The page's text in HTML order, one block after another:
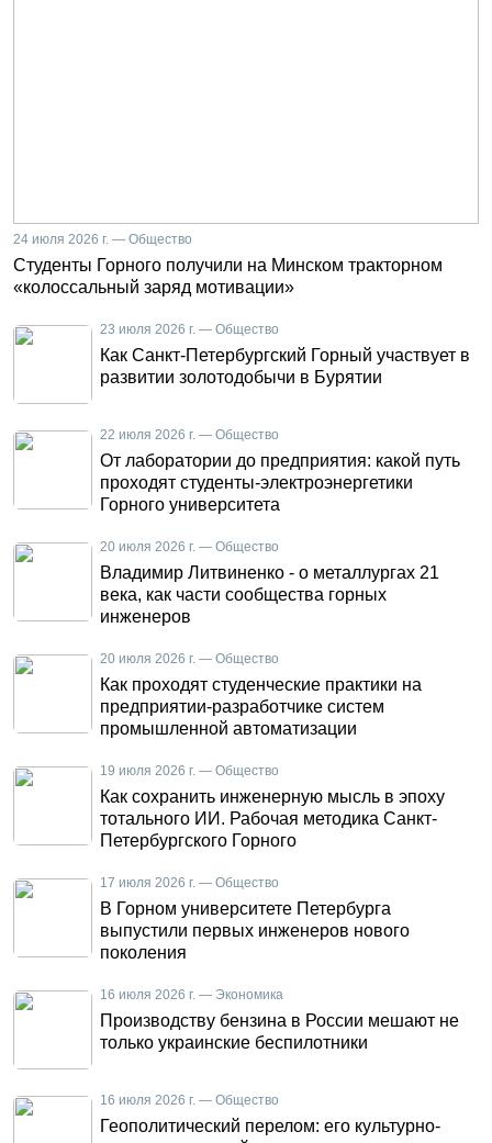
24 июля 2026 г. — Общество
Студенты Горного получили на Минском тракторном
«колоссальный заряд мотивации»
23 июля 2026 г. — Общество
Как Санкт-Петербургский Горный участвует в
развитии золотодобычи в Бурятии
22 июля 2026 г. — Общество
От лаборатории до предприятия: какой путь
проходят студенты-электроэнергетики
Горного университета
20 июля 2026 г. — Общество
Владимир Литвиненко - о металлургах 21
века, как части сообщества горных
инженеров
20 июля 2026 г. — Общество
Как проходят студенческие практики на
предприятии-разработчике систем
промышленной автоматизации
19 июля 2026 г. — Общество
Как сохранить инженерную мысль в эпоху
тотального ИИ. Рабочая методика Санкт-
Петербургского Горного
17 июля 2026 г. — Общество
В Горном университете Петербурга
выпустили первых инженеров нового
поколения
16 июля 2026 г. — Экономика
Производству бензина в России мешают не
только украинские беспилотники
16 июля 2026 г. — Общество
Геополитический перелом: его культурно-